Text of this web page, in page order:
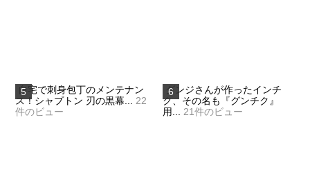
自宅で刺身包丁のメンテナン
ス！シャプトン 刃の黒幕... 22
件のビュー
グンジさんが作ったインチ
ク、その名も『グンチク』
用... 21件のビュー